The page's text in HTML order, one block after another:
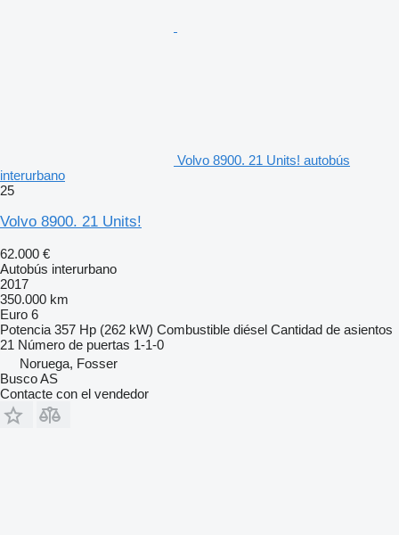
Volvo 8900. 21 Units! autobús
interurbano
25
Volvo 8900. 21 Units!
62.000 €
Autobús interurbano
2017
350.000 km
Euro 6
Potencia 357 Hp (262 kW) Combustible diésel Cantidad de asientos
21 Número de puertas 1-1-0
Noruega, Fosser
Busco AS
Contacte con el vendedor